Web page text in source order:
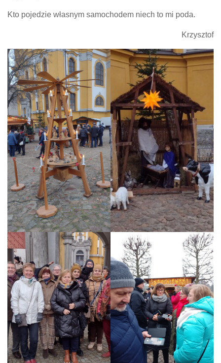
Kto pojedzie własnym samochodem niech to mi poda.
Krzysztof